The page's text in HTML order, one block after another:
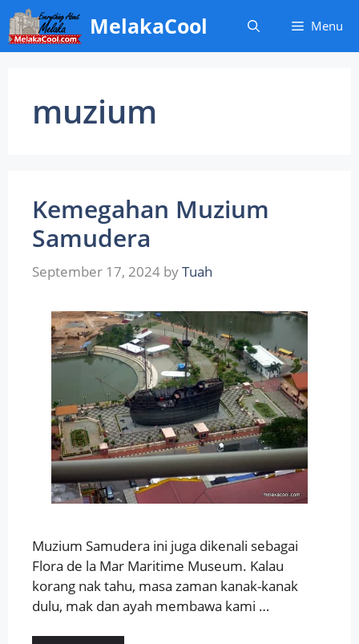
Skip
to
content
MelakaCool Menu
muzium
Kemegahan Muzium
Samudera
September 17, 2024 byTuah
Muzium Samudera ini juga dikenali sebagai
Flora de la Mar Maritime Museum. Kalau
korang nak tahu, masa zaman kanak-kanak
dulu, mak dan ayah membawa kami …